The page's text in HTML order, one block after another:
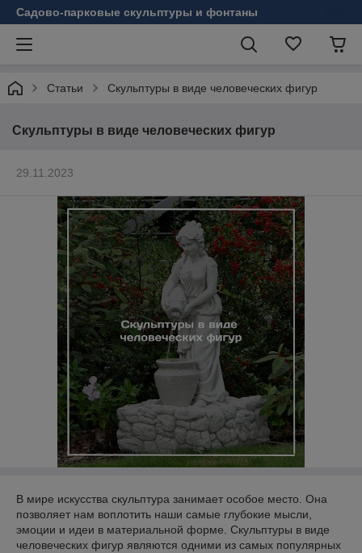
Садово-парковые скульптуры и фонтаны
Статьи Скульптуры в виде человеческих фигур
Скульптуры в виде человеческих фигур
29.11.2023
В мире искусства скульптура занимает особое место. Она
позволяет нам воплотить наши самые глубокие мысли,
эмоции и идеи в материальной форме. Скульптуры в виде
человеческих фигур являются одними из самых популярных